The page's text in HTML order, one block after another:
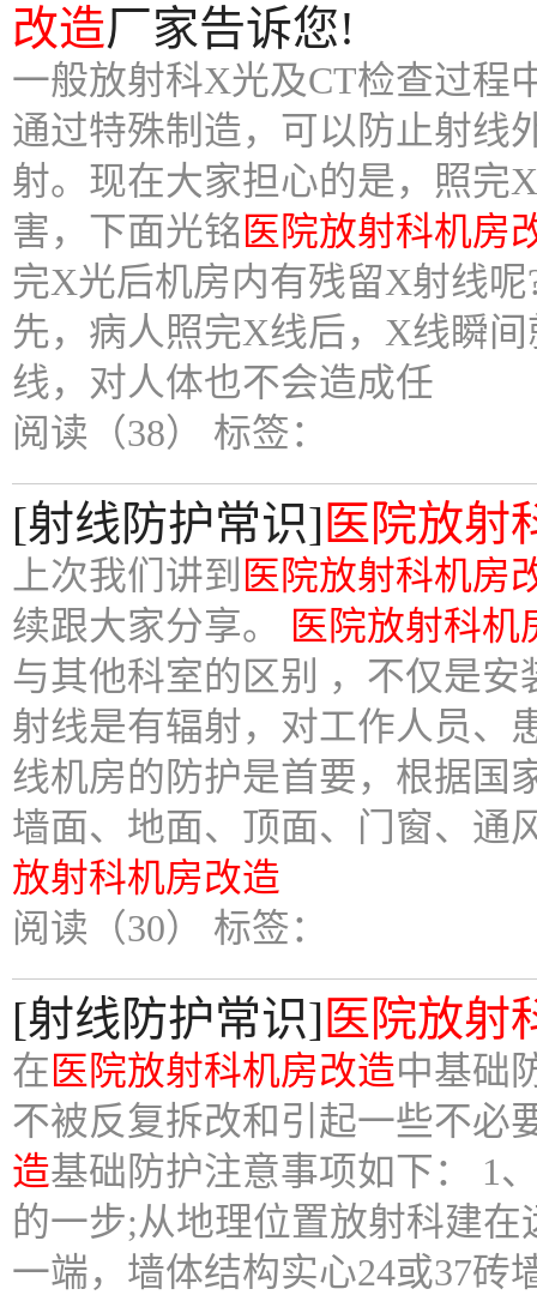
改造厂家告诉您!
一般放射科X光及CT检查过程
通过特殊制造，可以防止射线
射。现在大家担心的是，照完
害，下面光铭 医院放射科机房
完X光后机房内有残留X射线呢
先，病人照完X线后，X线瞬
线，对人体也不会造成任
阅读（38） 标签：
[射线防护常识] 医院放射
上次我们讲到 医院放射科机房
续跟大家分享。
医院放射科机
与其他科室的区别 ，不仅是
射线是有辐射，对工作人员、
线机房的防护是首要，根据国
墙面、地面、顶面、门窗、通
放射科机房改造
阅读（30） 标签：
[射线防护常识] 医院放射
在 医院放射科机房改造中基础
不被反复拆改和引起一些不必
造基础防护注意事项如下： 1
的一步;从地理位置放射科建
一端，墙体结构实心24或37砖